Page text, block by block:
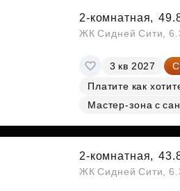
2-комнатная,
ЖК Сидней Сити,
3 кв 2027
Платите как
Мастер-зона с
2-комнатная,
ЖК Сидней Сити,